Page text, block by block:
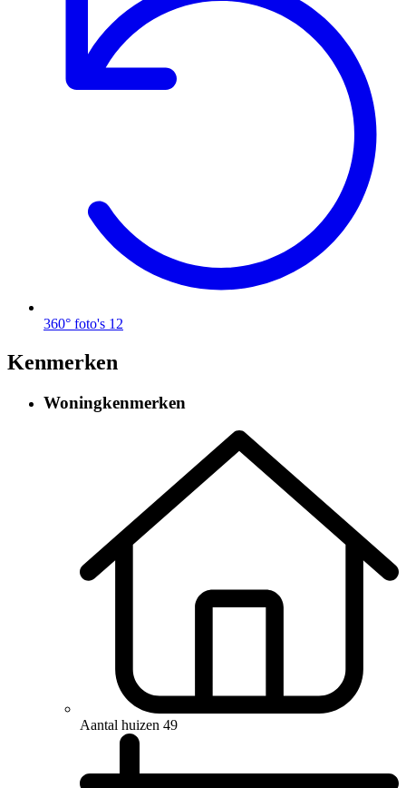
360° foto's 12
Kenmerken
Woningkenmerken
Aantal huizen 49